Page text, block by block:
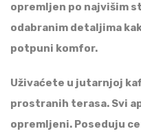
opremljen po najvišim
odabranim detaljima
potpuni komfor.
Uživaćete u jutarnjoj
prostranih terasa. Svi
opremljeni. Poseduju